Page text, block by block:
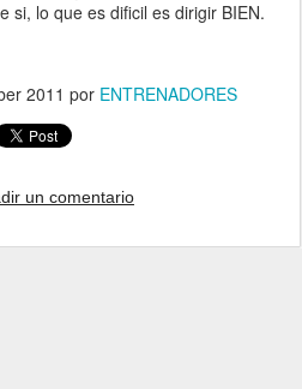
si, lo que es dificil es dirigir BIEN.
2011 por ENTRENADORES
un comentario